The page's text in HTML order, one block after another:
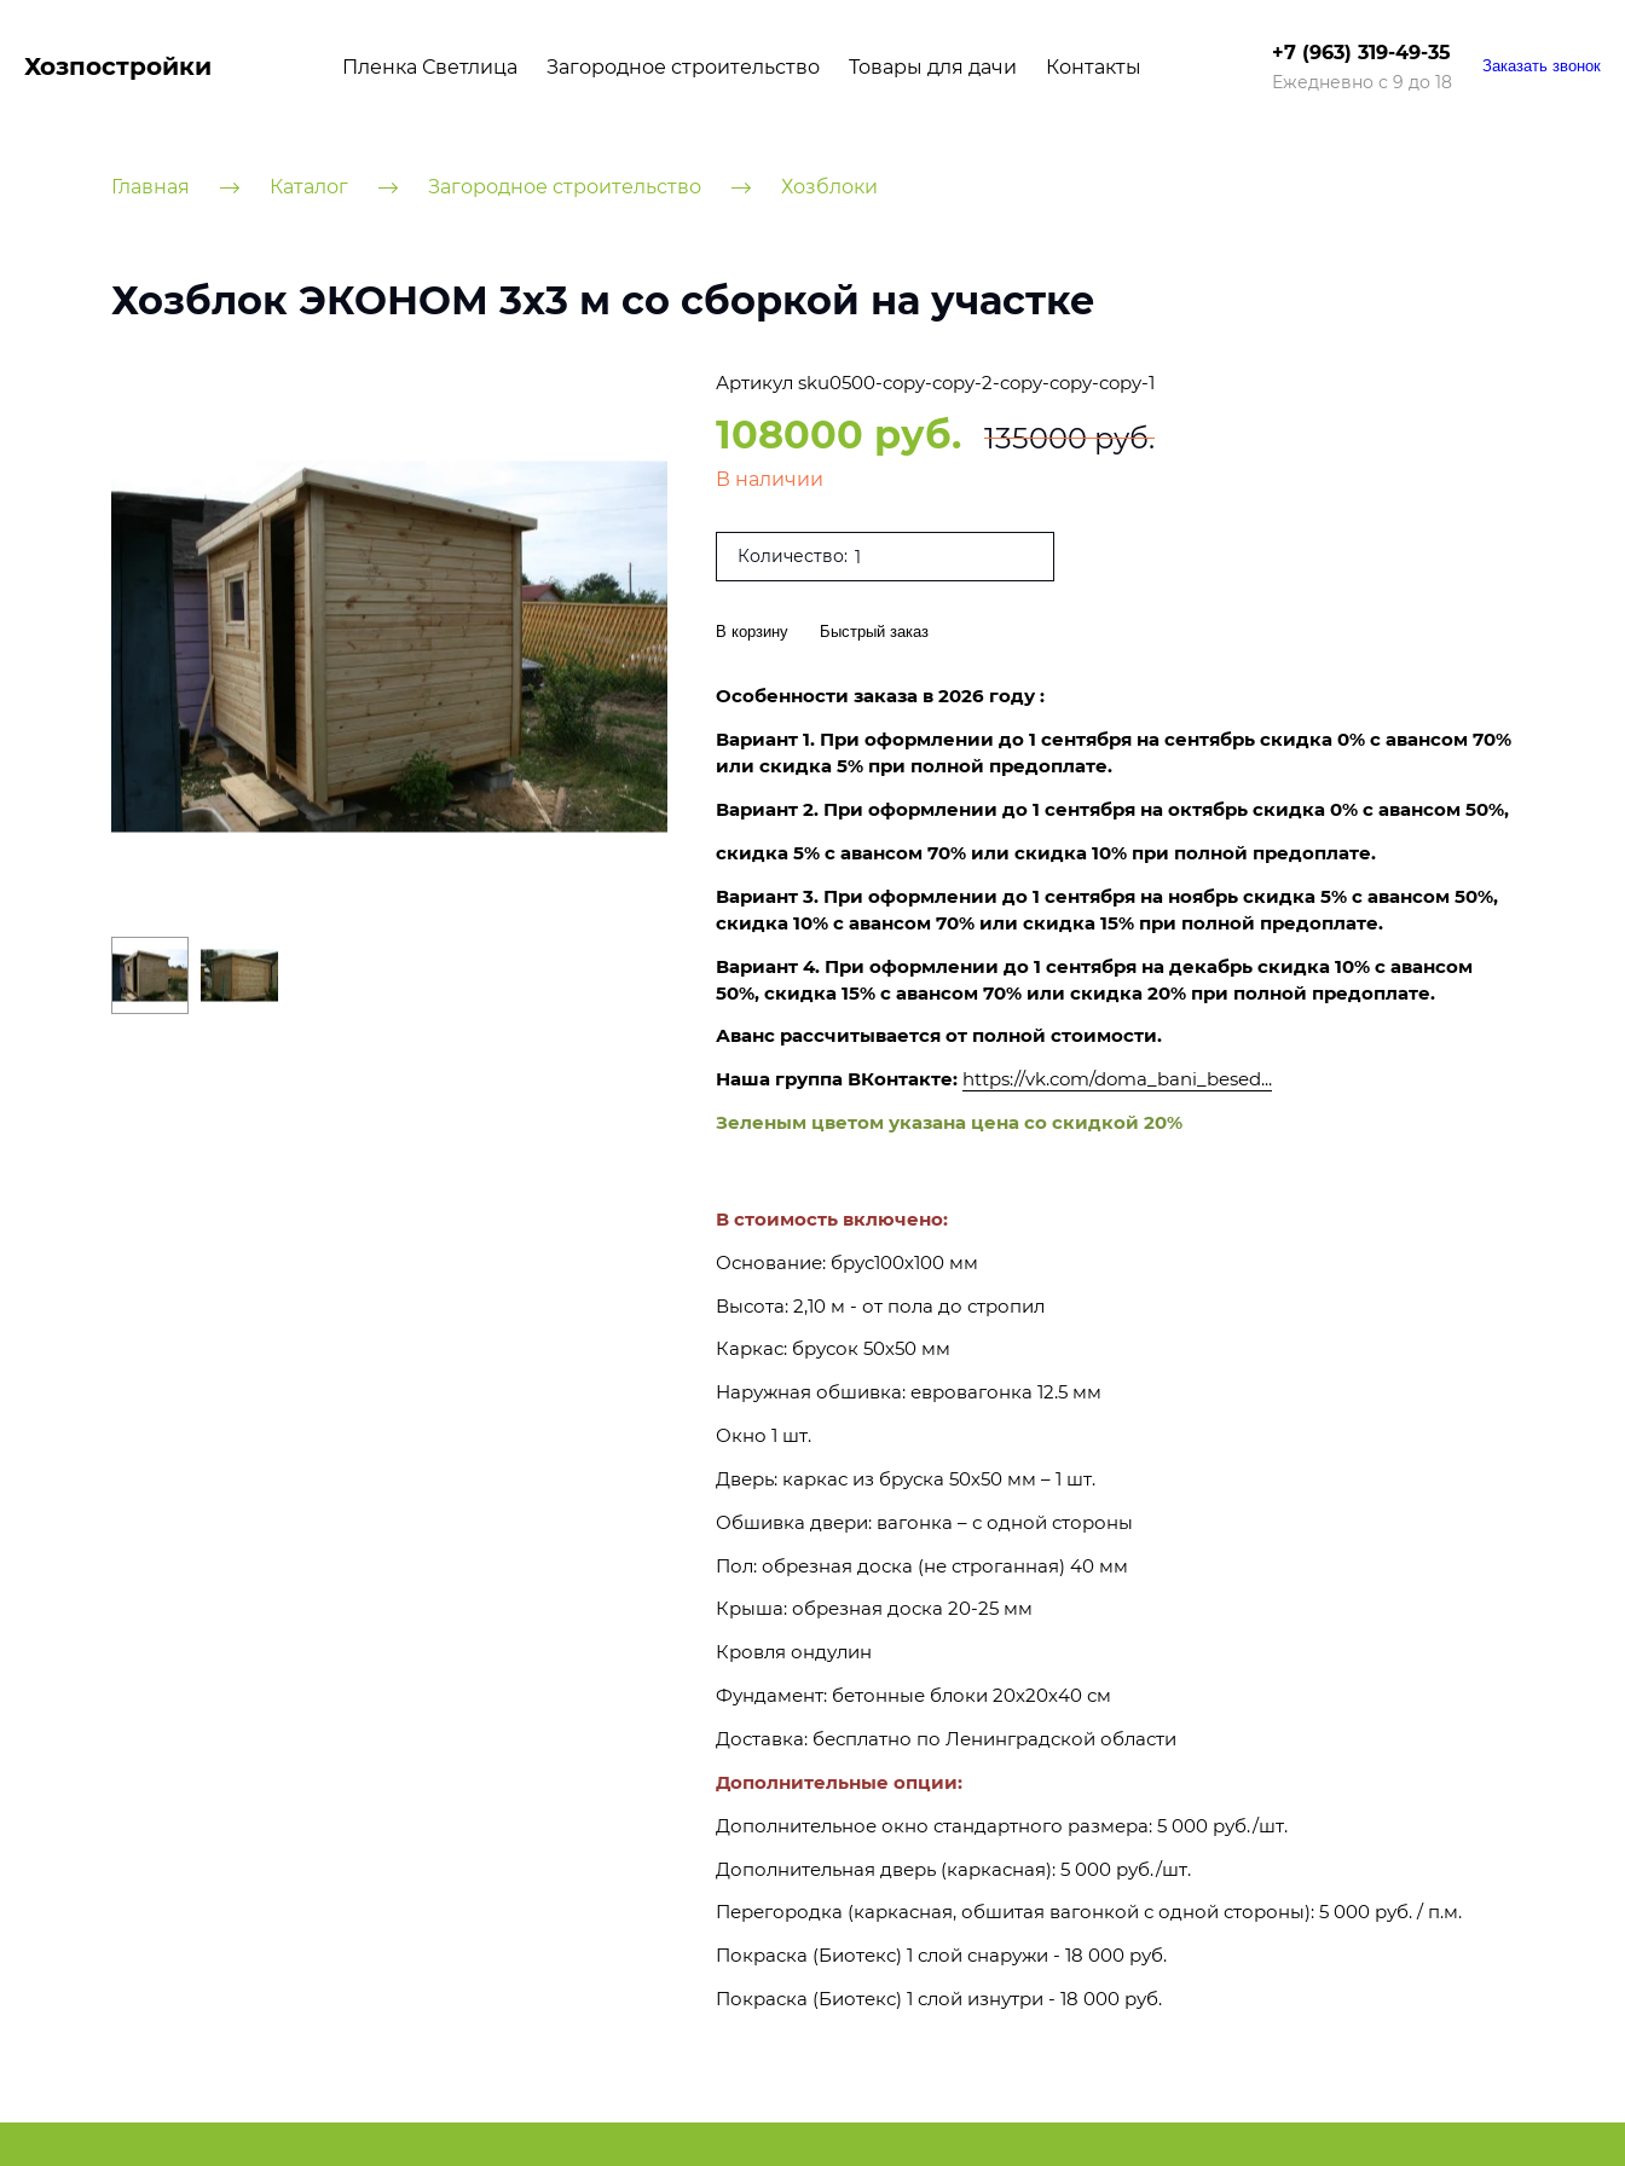
Хозпостройки Пленка Светлица Загородное строительство Товары для дачи Контакты
+7 (963) 319-49-35
Ежедневно с 9 до 18
Заказать звонок
Главная Каталог Загородное строительство Хозблоки
Хозблок ЭКОНОМ 3х3 м со сборкой на участке
Артикул sku0500-copy-copy-2-copy-copy-copy-1
108000 руб. 135000 руб.
В наличии
Количество:
В корзину Быстрый заказ
Особенности заказа в 2026 году :
Вариант 1. При оформлении до 1 сентября на сентябрь скидка 0% с авансом 70%
или скидка 5% при полной предоплате.
Вариант 2. При оформлении до 1 сентября на октябрь скидка 0% с авансом 50%,
скидка 5% с авансом 70% или скидка 10% при полной предоплате.
Вариант 3. При оформлении до 1 сентября на ноябрь скидка 5% с авансом 50%,
скидка 10% с авансом 70% или скидка 15% при полной предоплате.
Вариант 4. При оформлении до 1 сентября на декабрь скидка 10% с авансом
50%, скидка 15% с авансом 70% или скидка 20% при полной предоплате.
Аванс рассчитывается от полной стоимости.
Наша группа ВКонтакте: https://vk.com/doma_bani_besed...
Зеленым цветом указана цена со скидкой 20%
В стоимость включено:
Основание: брус100х100 мм
Высота: 2,10 м - от пола до стропил
Каркас: брусок 50х50 мм
Наружная обшивка: евровагонка 12.5 мм
Окно 1 шт.
Дверь: каркас из бруска 50х50 мм – 1 шт.
Обшивка двери: вагонка – с одной стороны
Пол: обрезная доска (не строганная) 40 мм
Крыша: обрезная доска 20-25 мм
Кровля ондулин
Фундамент: бетонные блоки 20х20х40 см
Доставка: бесплатно по Ленинградской области
Дополнительные опции:
Дополнительное окно стандартного размера: 5 000 руб./шт.
Дополнительная дверь (каркасная): 5 000 руб./шт.
Перегородка (каркасная, обшитая вагонкой с одной стороны): 5 000 руб. / п.м.
Покраска (Биотекс) 1 слой снаружи - 18 000 руб.
Покраска (Биотекс) 1 слой изнутри - 18 000 руб.